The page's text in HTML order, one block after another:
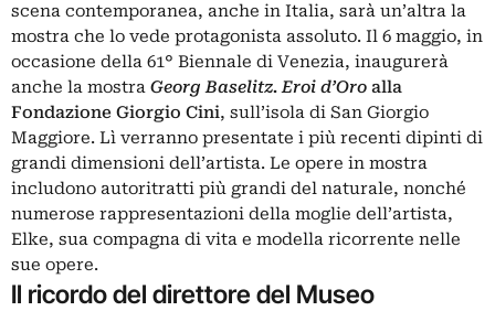
scena contemporanea, anche in Italia, sarà un’altra la
mostra che lo vede protagonista assoluto. Il 6 maggio, in
occasione della 61° Biennale di Venezia, inaugurerà
anche la mostra Georg Baselitz. Eroi d’Oro alla
Fondazione Giorgio Cini, sull’isola di San Giorgio
Maggiore. Lì verranno presentate i più recenti dipinti di
grandi dimensioni dell’artista. Le opere in mostra
includono autoritratti più grandi del naturale, nonché
numerose rappresentazioni della moglie dell’artista,
Elke, sua compagna di vita e modella ricorrente nelle
sue opere.
Il ricordo del direttore del Museo